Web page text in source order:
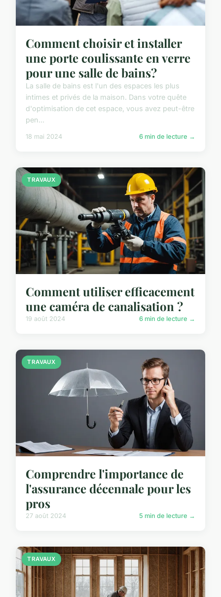
Comment choisir et installer
une porte coulissante en verre
pour une salle de bains?
La salle de bains est l'un des espaces les plus
intimes et privés de la maison. Dans votre quête
d'optimisation de cet espace, vous avez peut-être
pen...
18 mai 2024 6 min de lecture →
TRAVAUX
Comment utiliser efficacement
une caméra de canalisation ?
19 août 2024 6 min de lecture →
TRAVAUX
Comprendre l'importance de
l'assurance décennale pour les
pros
27 août 2024 5 min de lecture →
TRAVAUX